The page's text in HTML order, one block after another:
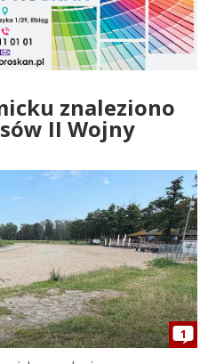
znaleziono
II Wojny
1